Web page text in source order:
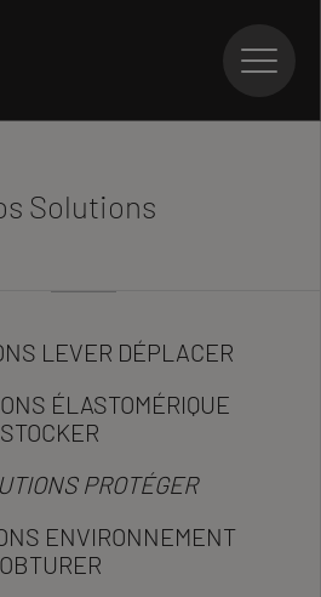
Solutions
LEVER DÉPLACER
ÉLASTOMÉRIQUE
STOCKER
PROTÉGER
ENVIRONNEMENT
OBTURER